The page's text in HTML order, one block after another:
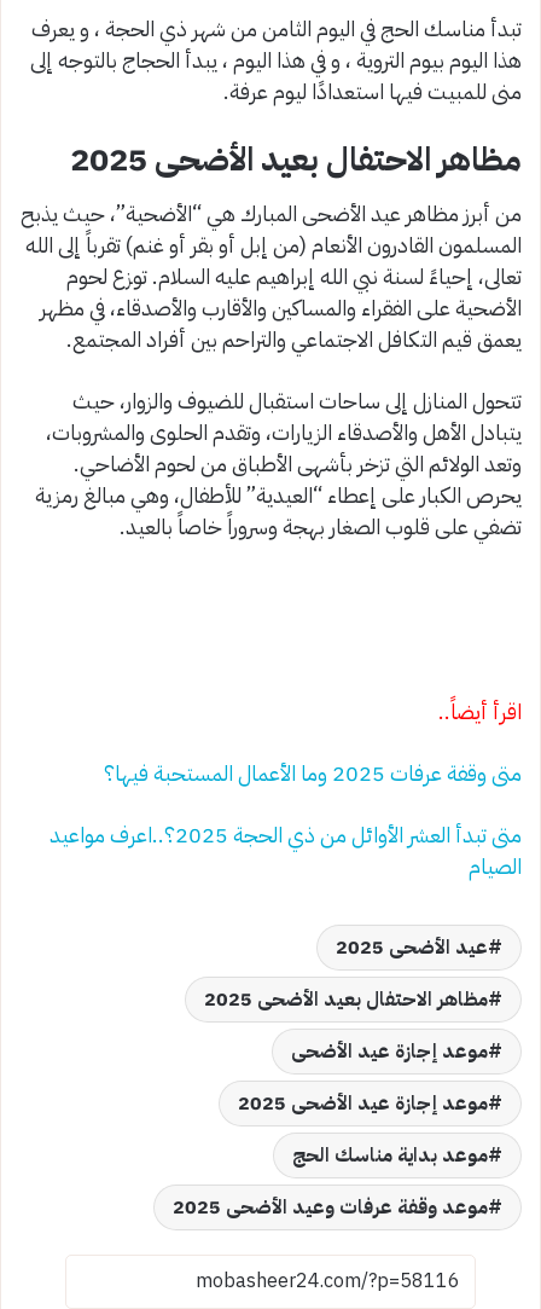
تبدأ مناسك الحج في اليوم الثامن من شهر ذي الحجة ، و يعرف
هذا اليوم بيوم التروية ، و في هذا اليوم ، يبدأ الحجاج بالتوجه إلى
منى للمبيت فيها استعدادًا ليوم عرفة.
مظاهر الاحتفال بعيد الأضحى 2025
من أبرز مظاهر عيد الأضحى المبارك هي “الأضحية”، حيث يذبح
المسلمون القادرون الأنعام (من إبل أو بقر أو غنم) تقرباً إلى الله
تعالى، إحياءً لسنة نبي الله إبراهيم عليه السلام. توزع لحوم
الأضحية على الفقراء والمساكين والأقارب والأصدقاء، في مظهر
يعمق قيم التكافل الاجتماعي والتراحم بين أفراد المجتمع.
تتحول المنازل إلى ساحات استقبال للضيوف والزوار، حيث
يتبادل الأهل والأصدقاء الزيارات، وتقدم الحلوى والمشروبات،
وتعد الولائم التي تزخر بأشهى الأطباق من لحوم الأضاحي.
يحرص الكبار على إعطاء “العيدية” للأطفال، وهي مبالغ رمزية
تضفي على قلوب الصغار بهجة وسروراً خاصاً بالعيد.
اقرأ أيضاً..
متى وقفة عرفات 2025 وما الأعمال المستحبة فيها؟
متى تبدأ العشر الأوائل من ذي الحجة 2025؟..اعرف مواعيد
الصيام
عيد الأضحى 2025
مظاهر الاحتفال بعيد الأضحى 2025
موعد إجازة عيد الأضحى
موعد إجازة عيد الأضحى 2025
موعد بداية مناسك الحج
موعد وقفة عرفات وعيد الأضحى 2025